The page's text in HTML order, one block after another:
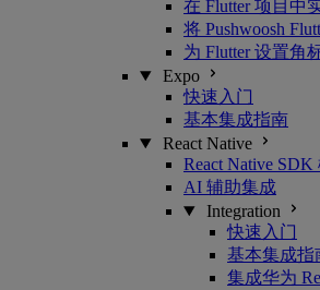
在 Flutter 项目中
将 Pushwoosh
为 Flutter 设置角
Expo
快速入门
基本集成指南
React Native
React Native SDK
AI 辅助集成
Integration
快速入门
基本集成指
集成华为